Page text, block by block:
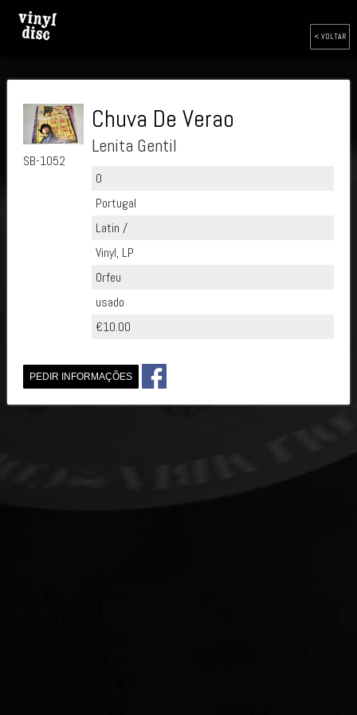
< VOLTAR
SB-1052
Chuva De Verao
Lenita Gentil
0
Portugal
Latin /
Vinyl, LP
Orfeu
usado
€10.00
PEDIR INFORMAÇÕES